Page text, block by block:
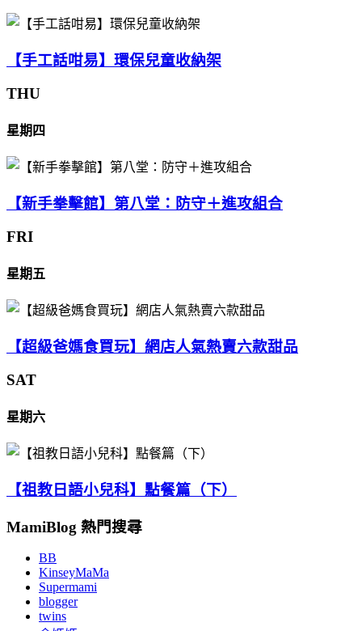
【手工話咁易】環保兒童收納架
THU
星期四
【新手拳擊館】第八堂：防守＋進攻組合
FRI
星期五
【超級爸媽食買玩】網店人氣熱賣六款甜品
SAT
星期六
【祖教日語小兒科】點餐篇（下）
MamiBlog 熱門搜尋
BB
KinseyMaMa
Supermami
blogger
twins